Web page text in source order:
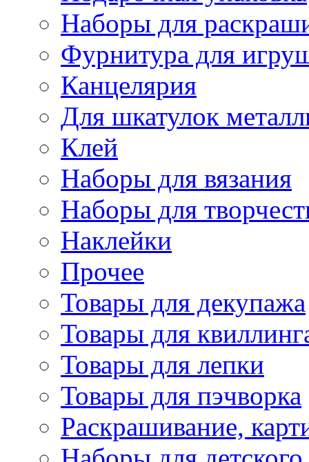
Наборы для
Фурнитура для
Канцелярия
Для шкатулок
Клей
Наборы для вязания
Наборы для
Наклейки
Прочее
Товары для декупажа
Товары для
Товары для лепки
Товары для пэчворка
Раскрашивание,